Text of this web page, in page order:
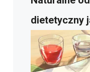
dietetyczny